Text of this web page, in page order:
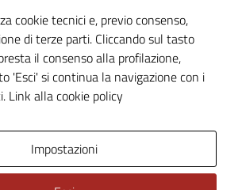
del sito
cookie tecnici e, previo consenso,
di terze parti. Cliccando sul tasto
il consenso alla profilazione,
'Esci' si continua la navigazione con i
Link alla cookie policy
Impostazioni